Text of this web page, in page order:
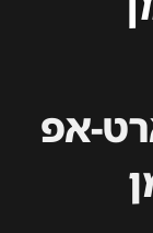
אפ